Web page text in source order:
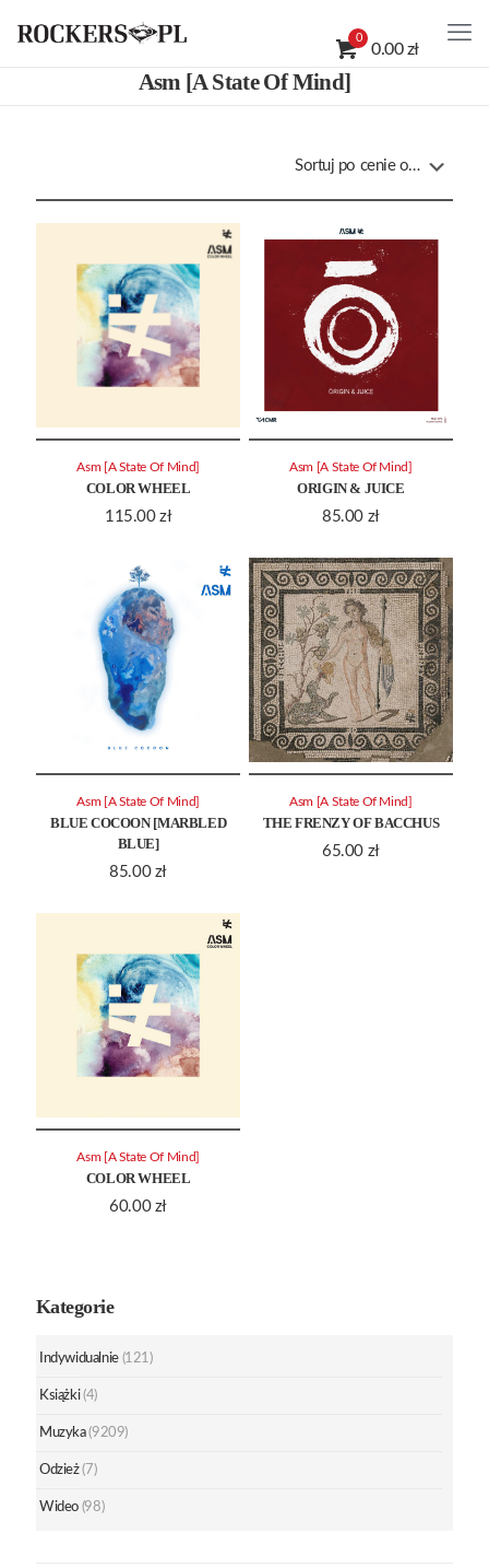
0
0.00 zł
Asm [A State Of Mind]
COLOR WHEEL
115.00 zł
Asm [A State Of Mind]
ORIGIN & JUICE
85.00 zł
Asm [A State Of Mind]
BLUE COCOON [MARBLED
BLUE]
85.00 zł
Asm [A State Of Mind]
THE FRENZY OF BACCHUS
65.00 zł
Asm [A State Of Mind]
COLOR WHEEL
60.00 zł
Asm [A State Of Mind]
Kategorie
Indywidualnie (121)
Książki (4)
Muzyka (9209)
Odzież (7)
Wideo (98)